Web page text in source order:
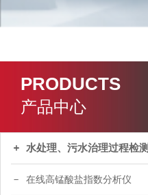
PRODUCTS
产品中心
水处理、污水治理过程检测
在线高锰酸盐指数分析仪